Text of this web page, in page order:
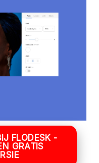
FLODESK -
GRATIS